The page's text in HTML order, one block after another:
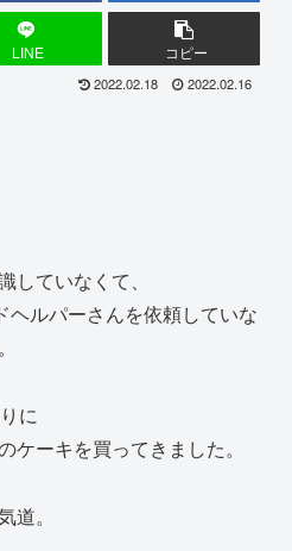
LINE コピー
2022.02.18 2022.02.16
していなくて、
ヘルパーさんを依頼していな
に
ケーキを買ってきました。
道。